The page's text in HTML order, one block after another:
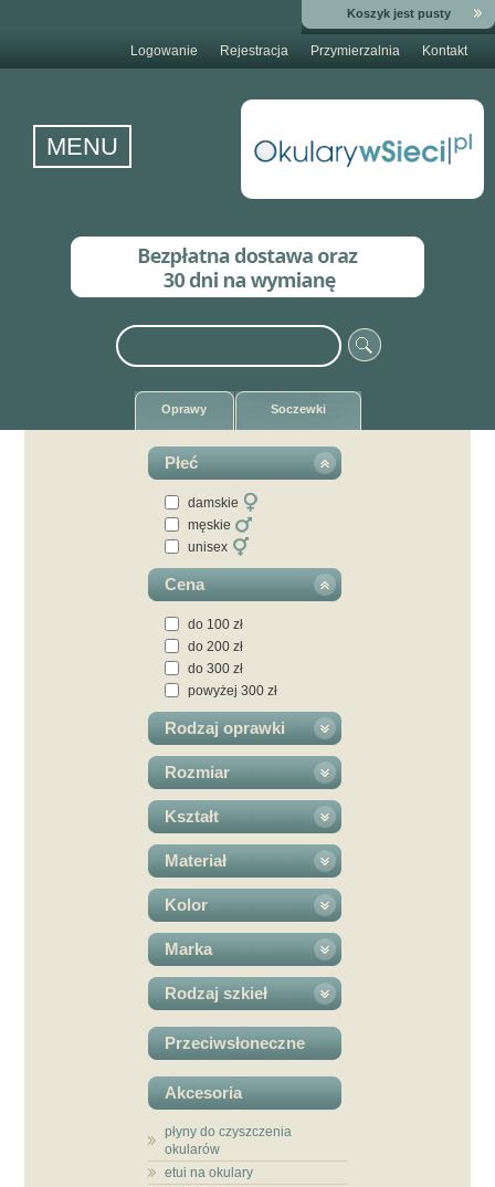
Koszyk jest pusty
Logowanie Rejestracja Przymierzalnia Kontakt
MENU
Oprawy Soczewki
Płeć
damskie
męskie
unisex
Cena
do 100 zł
do 200 zł
do 300 zł
powyżej 300 zł
Rodzaj oprawki
Rozmiar
Kształt
Materiał
Kolor
Marka
Rodzaj szkieł
Przeciwsłoneczne
Akcesoria
płyny do czyszczenia
okularów
etui na okulary